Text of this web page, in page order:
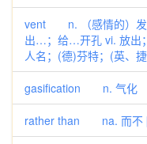
vent n. （感情的）发
出…；给…开孔 vi. 放出
人名；(德)芬特；(英、
gasification n. 气化
rather than na. 而不 [